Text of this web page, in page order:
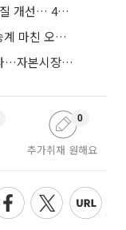
E8, ‘온톨로지 AI·디지털 트윈’ 앞세워 체질 개선… 4분기 흑자전환 총력
25억에 경영권 넘긴 상보…‘주가 바닥’ 승계 마친 오너 2세, 주가 부양 나설까
아워홈 떠난 구미현, 코스닥 ‘본느’ 품는다…자본시장 전면 등판
추가취재 원해요
0